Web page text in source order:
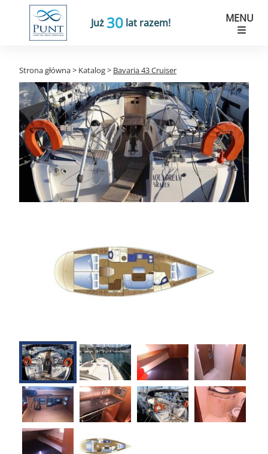
Już 30 lat razem! MENU
Strona główna> Katalog> Bavaria 43 Cruiser